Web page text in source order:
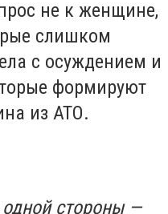
не к женщине,
слишком
с осуждением и
формируют
из АТО.
одной стороны —